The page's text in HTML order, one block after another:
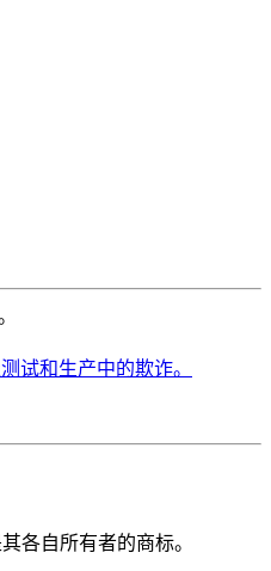
和生产中的欺诈。
各自所有者的商标。